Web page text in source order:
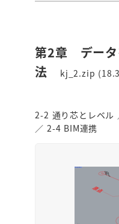
第2章 データ
法
kj_2.zip
2-2 通り芯とレベ
／ 2-4 BIM連携